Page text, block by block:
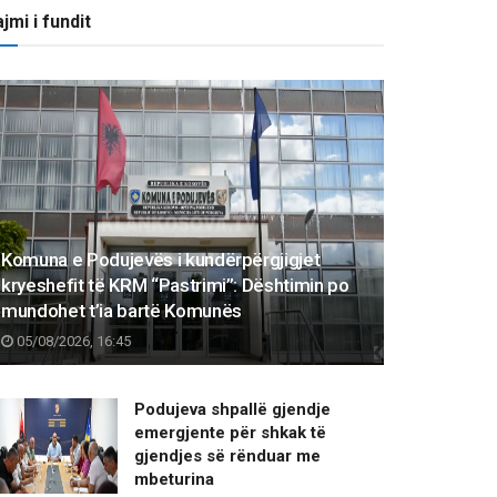
i fundit
Komuna e Podujevës i kundërpërgjigjet
kryeshefit të KRM “Pastrimi”: Dështimin po
mundohet t’ia bartë Komunës
05/08/2026, 16:45
Podujeva shpallë gjendje
emergjente për shkak të
gjendjes së rënduar me
mbeturina